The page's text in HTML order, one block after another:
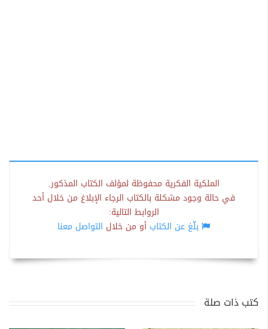
الملكية الفكرية محفوظة لمؤلف الكتاب المذكور.
في حالة وجود مشكلة بالكتاب الرجاء الإبلاغ من خلال أحد
الروابط التالية:
بلّغ عن الكتاب أو من خلال التواصل معنا
كتب ذات صلة